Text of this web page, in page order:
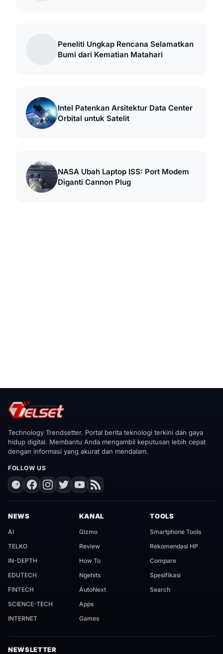
Peneliti Ungkap Rencana Selamatkan
Bumi dari Kematian Matahari
Intel Patenkan Arsitektur Data Center
Orbital untuk Satelit
NASA Ubah Laptop ISS: Port Modem
Diganti Cannon Plug
Technology Trendsetter. Portal berita teknologi terkini dan gaya
hidup digital. Membantu Anda mengambil keputusan lebih cepat
dengan informasi yang akurat dan mendalam.
FOLLOW US
NEWS
AI
TELKO
IN-DEPTH
EDUTECH
FINTECH
SCIENCE-TECH
INTERNET
KANAL
Gizmo
Review
How To
Ngehits
AutoNext
Apps
Games
TOOLS
Smartphone Tools
Rekomendasi HP
Compare
Spesifikasi
Search
NEWSLETTER